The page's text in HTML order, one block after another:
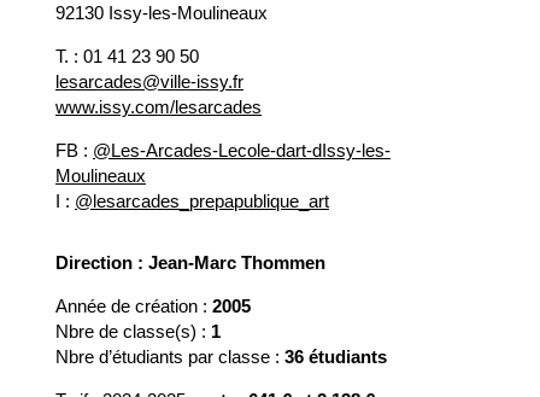
92130 Issy-les-Moulineaux
T. : 01 41 23 90 50
lesarcades@ville-issy.fr
www.issy.com/lesarcades
FB : @Les-Arcades-Lecole-dart-dIssy-les-
Moulineaux
I : @lesarcades_prepapublique_art
Direction : Jean-Marc Thommen
Année de création : 2005
Nbre de classe(s) : 1
Nbre d’étudiants par classe : 36 étudiants